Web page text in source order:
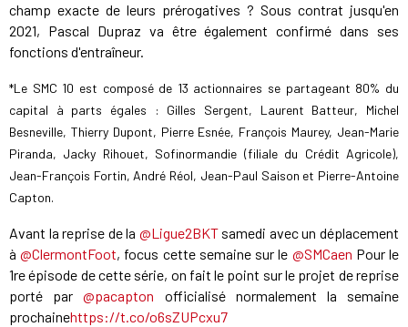
champ exacte de leurs prérogatives ? Sous contrat jusqu'en
2021, Pascal Dupraz va être également confirmé dans ses
fonctions d'entraîneur.
*Le SMC 10 est composé de 13 actionnaires se partageant 80% du
capital à parts égales : Gilles Sergent, Laurent Batteur, Michel
Besneville, Thierry Dupont, Pierre Esnée, François Maurey, Jean-Marie
Piranda, Jacky Rihouet, Sofinormandie (filiale du Crédit Agricole),
Jean-François Fortin, André Réol, Jean-Paul Saison et Pierre-Antoine
Capton.
Avant la reprise de la @Ligue2BKTsamedi avec un déplacement
à@ClermontFoot, focus cette semaine sur le @SMCaen Pour le
1re épisode de cette série, on fait le point sur le projet de reprise
porté par@pacapton officialisé normalement la semaine
prochainehttps://t.co/o6sZUPcxu7